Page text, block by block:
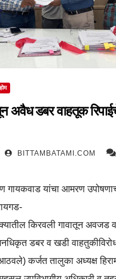
होम
अवैध डबर वाहतूक
BITTAMBATAMI.COM
गायकवाड यांचा आमरण
किरवली गावातून अवजड
डबर व खडी
कर्जत तालुका अध्यक्ष